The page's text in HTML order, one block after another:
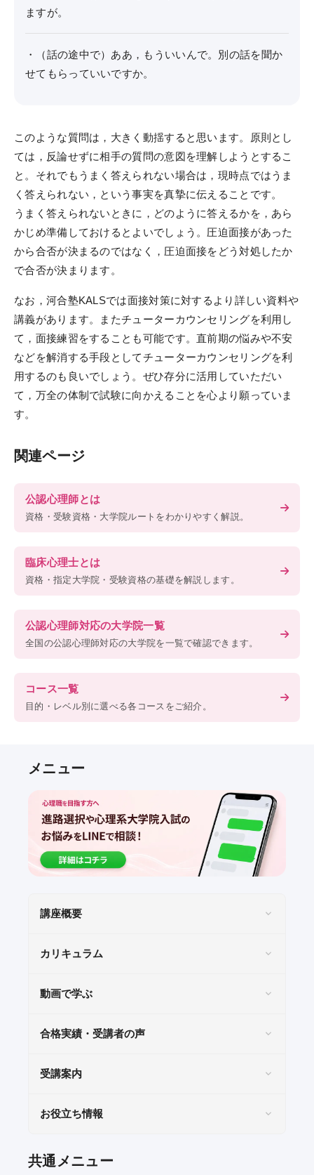
講座概要
カリキュラム
動画で学ぶ
合格実績・受講者の声
受講案内
お役立ち情報
共通メニュー
ますが。
・（話の途中で）ああ，もういいんで。別の話を聞か
せてもらっていいですか。
このような質問は，大きく動揺すると思います。原則とし
ては，反論せずに相手の質問の意図を理解しようとするこ
と。それでもうまく答えられない場合は，現時点ではうま
く答えられない，という事実を真摯に伝えることです。
うまく答えられないときに，どのように答えるかを，あら
かじめ準備しておけるとよいでしょう。圧迫面接があった
から合否が決まるのではなく，圧迫面接をどう対処したか
で合否が決まります。
なお，河合塾KALSでは面接対策に対するより詳しい資料や
講義があります。またチューターカウンセリングを利用し
て，面接練習をすることも可能です。直前期の悩みや不安
などを解消する手段としてチューターカウンセリングを利
用するのも良いでしょう。ぜひ存分に活用していただい
て，万全の体制で試験に向かえることを心より願っていま
す。
関連ページ
公認心理師とは
資格・受験資格・大学院ルートをわかりやすく解説。
臨床心理士とは
資格・指定大学院・受験資格の基礎を解説します。
公認心理師対応の大学院一覧
全国の公認心理師対応の大学院を一覧で確認できます。
コース一覧
目的・レベル別に選べる各コースをご紹介。